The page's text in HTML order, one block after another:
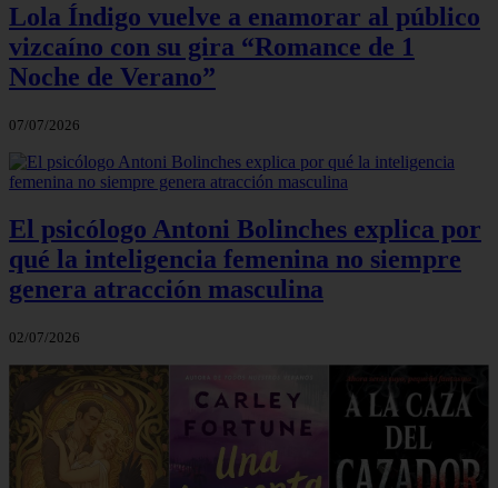
Lola Índigo vuelve a enamorar al público
vizcaíno con su gira “Romance de 1
Noche de Verano”
07/07/2026
El psicólogo Antoni Bolinches explica por
qué la inteligencia femenina no siempre
genera atracción masculina
02/07/2026